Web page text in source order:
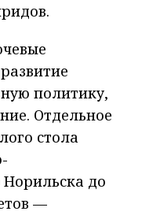
политику,
Отдельное
стола
Норильска до
—